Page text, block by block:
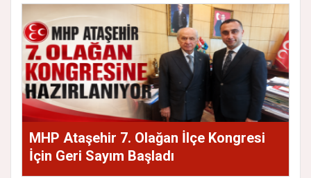
MHP Ataşehir 7. Olağan İlçe Kongresi
İçin Geri Sayım Başladı